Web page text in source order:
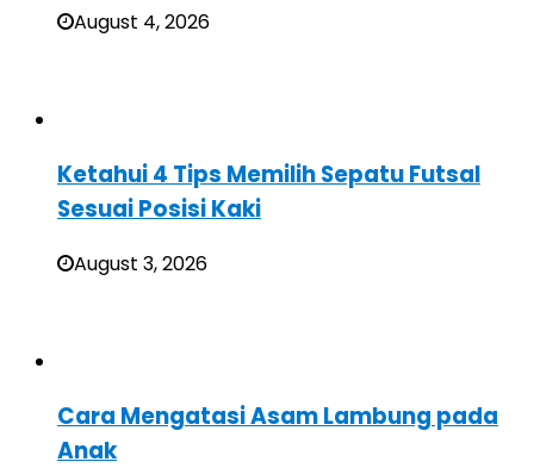
August 4, 2026
Ketahui 4 Tips Memilih Sepatu Futsal
Sesuai Posisi Kaki
August 3, 2026
Cara Mengatasi Asam Lambung pada
Anak